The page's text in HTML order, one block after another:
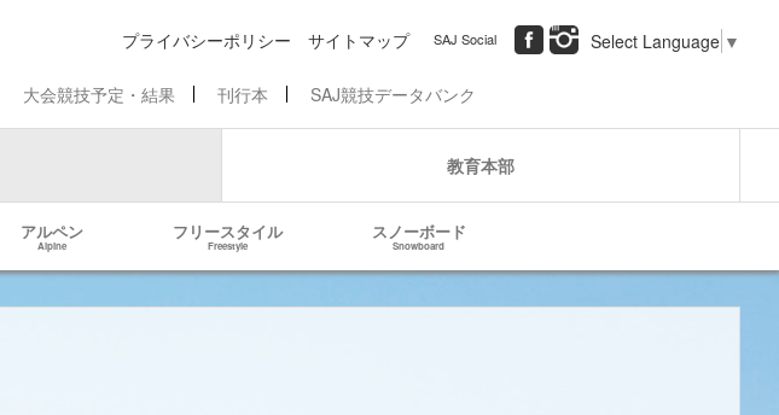
プライバシーポリシー サイトマップ SAJ Social Select Language ▼
大会競技予定・結果 刊行本 SAJ競技データバンク
教育本部
アルペン
Alpine
フリースタイル
Freestyle
スノーボード
Snowboard